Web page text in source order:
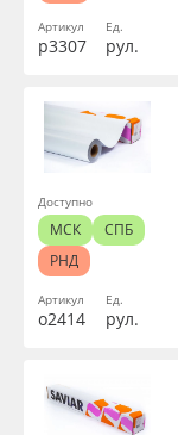
Артикул
р3307
Ед.
рул.
Артикул
о2414
Ед.
рул.
Доступно
МСК
СПБ
РНД